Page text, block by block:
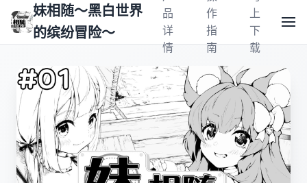
妹相随～黑白世界
的缤纷冒险～
品
详
情
作
指
南
上
下
载